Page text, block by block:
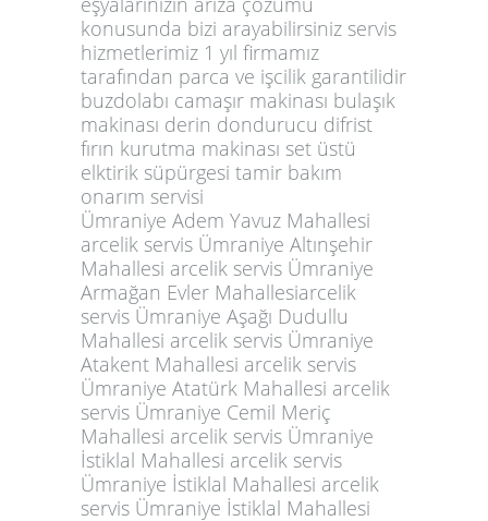
konusunda bizi arayabilirsiniz servis
hizmetlerimiz 1 yıl firmamız
tarafından parca ve işcilik garantilidir
buzdolabı camaşır makinası bulaşık
makinası derin dondurucu difrist
fırın kurutma makinası set üstü
elktirik süpürgesi tamir bakım
onarım servisi
Ümraniye Adem Yavuz Mahallesi
arcelik servis Ümraniye Altınşehir
Mahallesi arcelik servis Ümraniye
Armağan Evler Mahallesiarcelik
servis Ümraniye Aşağı Dudullu
Mahallesi arcelik servis Ümraniye
Atakent Mahallesi arcelik servis
Ümraniye Atatürk Mahallesi arcelik
servis Ümraniye Cemil Meriç
Mahallesi arcelik servis Ümraniye
İstiklal Mahallesi arcelik servis
Ümraniye İstiklal Mahallesi arcelik
servis Ümraniye İstiklal Mahallesi